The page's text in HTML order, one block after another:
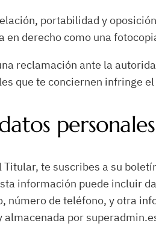
portabilidad y
derecho como una
reclamación ante la
que te conciernen infringe
personales
te suscribes a su
información puede incluir
de teléfono, y otra
por